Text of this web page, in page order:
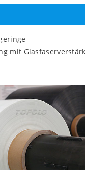
mit